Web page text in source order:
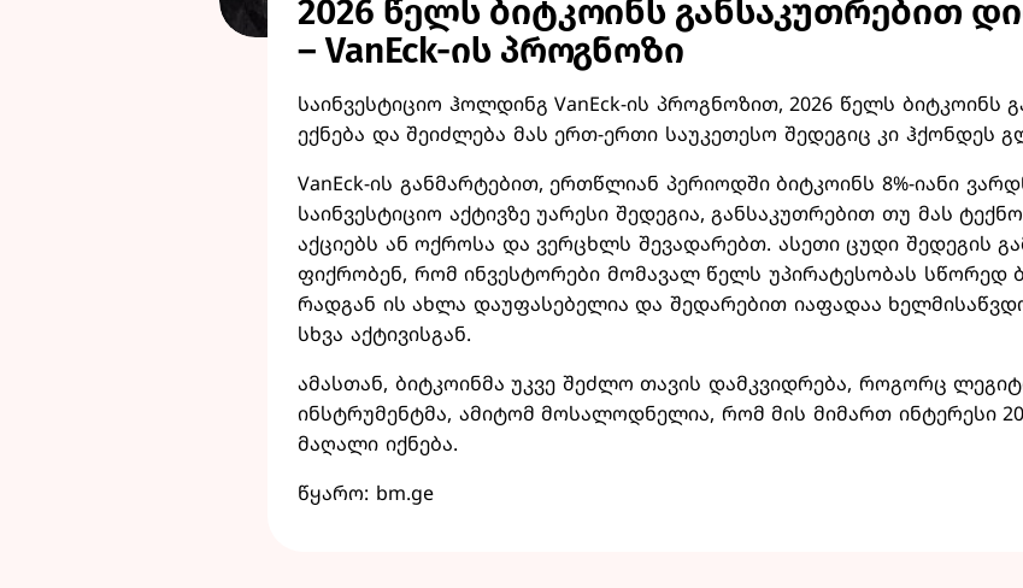
2026 წელს ბიტკოინს განსაკუთრებით
– VanEck-ის პროგნოზი
საინვესტიციო ჰოლდინგ VanEck-ის პროგნოზით, 2026 წელს ბიტკოინს
ექნება და შეიძლება მას ერთ-ერთი საუკეთესო შედეგიც კი ჰქონდეს
VanEck-ის განმარტებით, ერთწლიან პერიოდში ბიტკოინს 8%-იანი
საინვესტიციო აქტივზე უარესი შედეგია, განსაკუთრებით თუ მას
აქციებს ან ოქროსა და ვერცხლს შევადარებთ. ასეთი ცუდი შედეგის
ფიქრობენ, რომ ინვესტორები მომავალ წელს უპირატესობას სწორედ
რადგან ის ახლა დაუფასებელია და შედარებით იაფადაა
სხვა აქტივისგან.
ამასთან, ბიტკოინმა უკვე შეძლო თავის დამკვიდრება, როგორც
ინსტრუმენტმა, ამიტომ მოსალოდნელია, რომ მის მიმართ ინტერესი
მაღალი იქნება.
წყარო: bm.ge